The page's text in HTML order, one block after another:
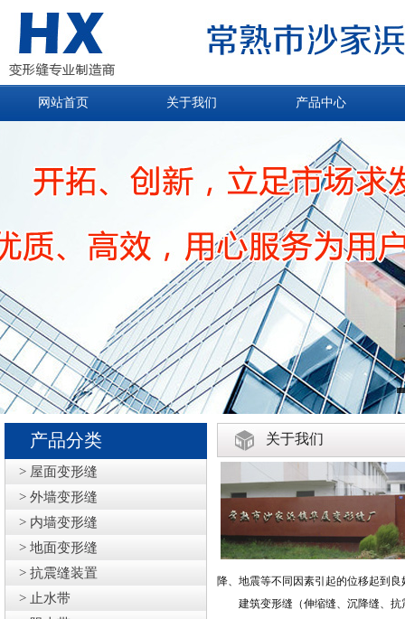
网站首页 关于我们 产品中心
产品分类
> 屋面变形缝
> 外墙变形缝
> 内墙变形缝
> 地面变形缝
> 抗震缝装置
> 止水带
关于我们
降、地震等不同因素引起的位移起到
建筑变形缝（伸缩缝、沉降缝、抗